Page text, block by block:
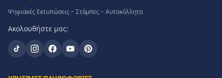
Ψηφιακές Εκτυπώσεις - Στάμπες - Αυτοκόλλητα
Ακολουθήστε μας: